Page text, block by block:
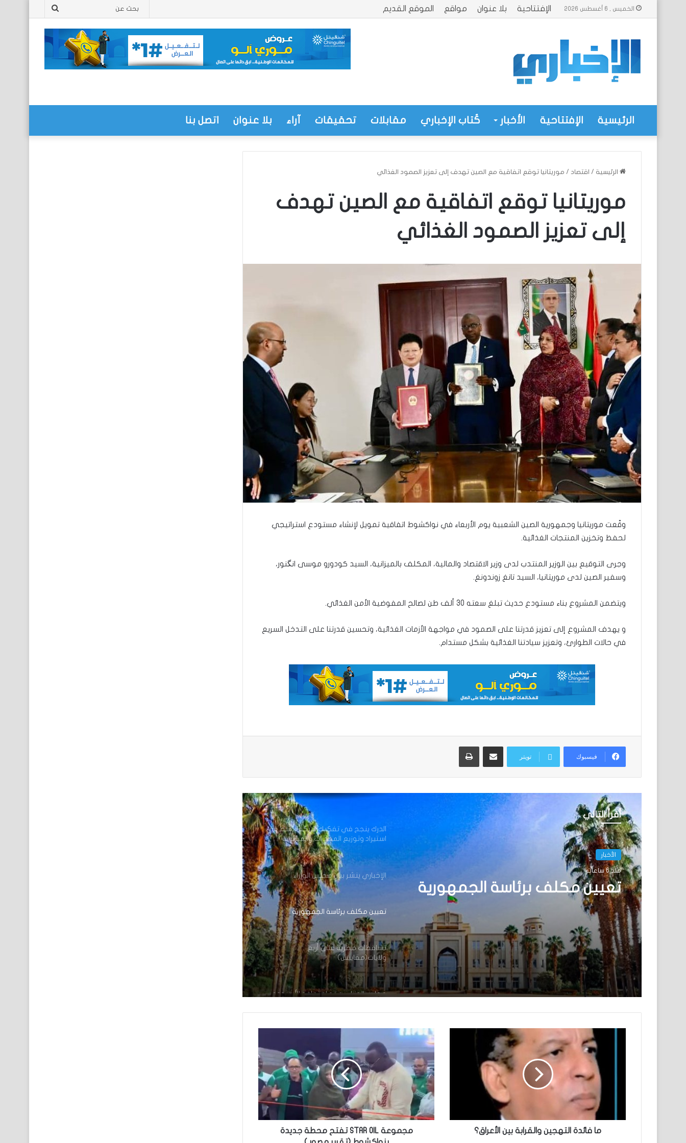
الخميس , 6 أغسطس 2026 الإفتتاحية بلا عنوان مواقع الموقع القديم بحث
الرئيسية الإفتتاحية الأخبار كُتاب الإخباري مقابلات تحقيقات آراء بلا عنوان اتصل بنا
الرئيسية / اقتصاد / موريتانيا توقع اتفاقية مع الصين تهدف إلى تعزيز الصمود الغذائي
موريتانيا توقع اتفاقية مع الصين تهدف
إلى تعزيز الصمود الغذائي
وقّعت موريتانيا وجمهورية الصين الشعبية يوم الأربعاء في نواكشوط اتفاقية تمويل لإنشاء مستودع استراتيجي
لحفظ وتخزين المنتجات الغذائية.
وجرى التوقيع بين الوزير المنتدب لدى وزير الاقتصاد والمالية، المكلف بالميزانية، السيد كودورو موسى انگنور،
وسفير الصين لدى موريتانيا، السيد تانغ زوندونغ.
ويتضمن المشروع بناء مستودع حديث تبلغ سعته 30 ألف طن لصالح المفوضية الأمن الغذائي.
و يهدف المشروع إلى تعزيز قدرتنا على الصمود في مواجهة الأزمات الغذائية، وتحسين قدرتنا على التدخل السريع
في حالات الطوارئ، وتعزيز سيادتنا الغذائية بشكل مستدام.
فيسبوك تويتر
مشاركة عبر البريد طباعة
أقرأ التالي
الأخبار
منذ 6 ساعات
تعيين مكلف برئاسة الجمهورية
تعميم جديد مشترك لتنظيم بيع ونقل
الخبز على عموم التراب الوطني
تساقطات مطرية على مناطق متفرقة
الفوري لجميع الآليات القانونية والتعاقدية
الدرك ينجح في تفكيك شبكة تنشط في
استيراد وتوزيع المخدرات والمؤثرات
الإخباري ينشر بيان مجلس الوزراء
تعيين مكلف برئاسة الجمهورية
تساقطات مطرية على أربع
ولايات(مقاييس)
مجلس الوزراء يعقد اجتماعه الأسبوعي
تعيين رئيس للمجلس الوطني للتنظيم
تعيين مستشارين بديوان الوزير الأول
تعميم جديد مشترك لتنظيم بيع ونقل
الخبز على عموم التراب الوطني
ما فائدة التهجين والقرابة بين الأعراق؟
مجموعة STAR OIL تفتح محطة جديدة